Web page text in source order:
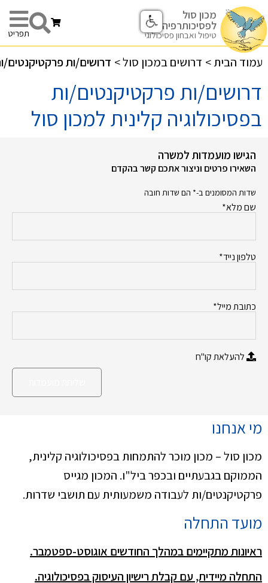
מכון סול
לפסיכותרפיה
טיפול ואבחון פסיכולוגי תפריט
דרושים/ות פרקטיקנטים/ >דרושים במכון סול > עמוד הבית
דרושים/ות פרקטיקנטים/ות
בפסיכולוגיה קלינית למכון סול
מי אנחנו
מכון סול – מכון מוכר להתמחות בפסיכולוגיה קלינית,
הממוקם בגבעתיים ובכפר ביל"ו. המכון מגייס
פרקטיקנטים/ות לעבודה משמעותית עם תושבי שדרות.
מועד התחלה
ראיונות מתקיימים במהלך החודשים אוגוסט-ספטמבר.
התחלה מיידית, עם קבלת רישיון העיסוק בפסיכולוגיה.
הגישו מועמדות למשרה
השאירו פרטים וניצור אתכם קשר בהקדם
שדות המסומנים ב-* הם שדות חובה
שם מלא*
טלפון נייד*
כתובת מייל*
להעלאת קו"ח